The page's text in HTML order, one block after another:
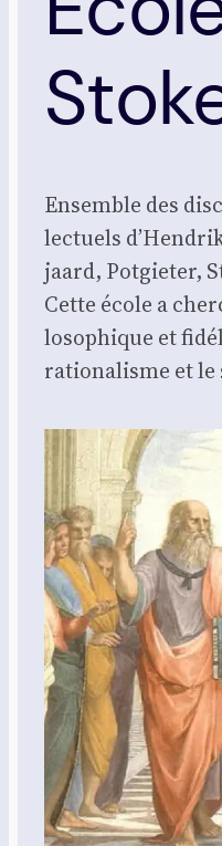
Ensemble des
lec­tuels
jaard, Pot­gie­ter,
Cette école a
lo­so­phique et
ratio­na­lisme et